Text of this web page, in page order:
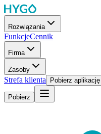
Rozwiązania
FunkcjeCennik
Firma
Zasoby
Strefa klienta Pobierz aplikację
Pobierz